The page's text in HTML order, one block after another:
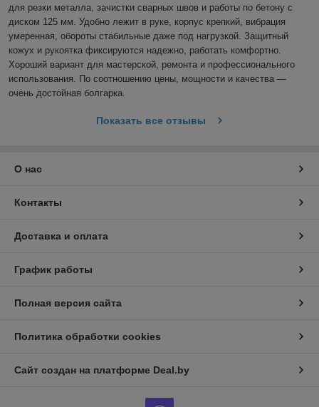
для резки металла, зачистки сварных швов и работы по бетону с
диском 125 мм. Удобно лежит в руке, корпус крепкий, вибрация
умеренная, обороты стабильные даже под нагрузкой. Защитный
кожух и рукоятка фиксируются надежно, работать комфортно.
Хороший вариант для мастерской, ремонта и профессионального
использования. По соотношению цены, мощности и качества —
очень достойная болгарка.
Показать все отзывы
О нас
Контакты
Доставка и оплата
График работы
Полная версия сайта
Политика обработки cookies
Сайт создан на платформе Deal.by